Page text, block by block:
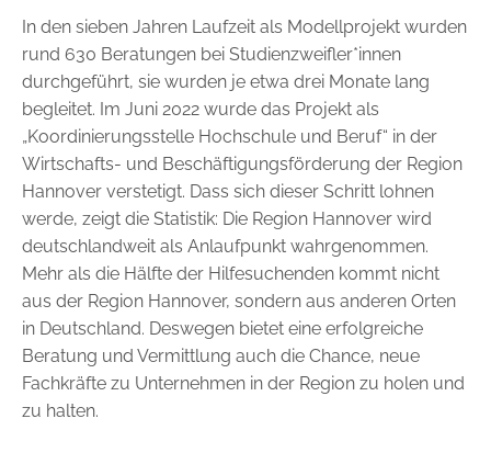
In den sieben Jahren Laufzeit als Modellprojekt wurden
rund 630 ­Beratungen bei Studienzweifler*innen
durchgeführt, sie wurden je etwa drei Monate lang
begleitet. Im Juni 2022 wurde das Projekt als
„Koordinierungsstelle Hochschule und Beruf“ in der
Wirtschafts- und Beschäftigungsförderung der Region
Hannover verstetigt. Dass sich dieser Schritt lohnen
werde, zeigt die Statistik: Die Region Hannover wird
deutschlandweit als Anlaufpunkt wahrgenommen.
Mehr als die Hälfte der Hilfesuchenden kommt nicht
aus der Region Hannover, sondern aus anderen Orten
in Deutschland. Deswegen bietet eine ­erfolgreiche
Beratung und Vermittlung auch die Chance, neue
Fachkräfte zu Unternehmen in der Region zu holen und
zu halten.